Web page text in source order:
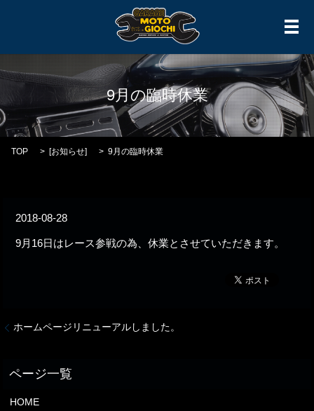
メ
9月の臨時休業
TOP [お知らせ] 9月の臨時休業
2018-08-28
9月16日はレース参戦の為、休業とさせていただきます。
ホームページリニューアルしました。
HOME